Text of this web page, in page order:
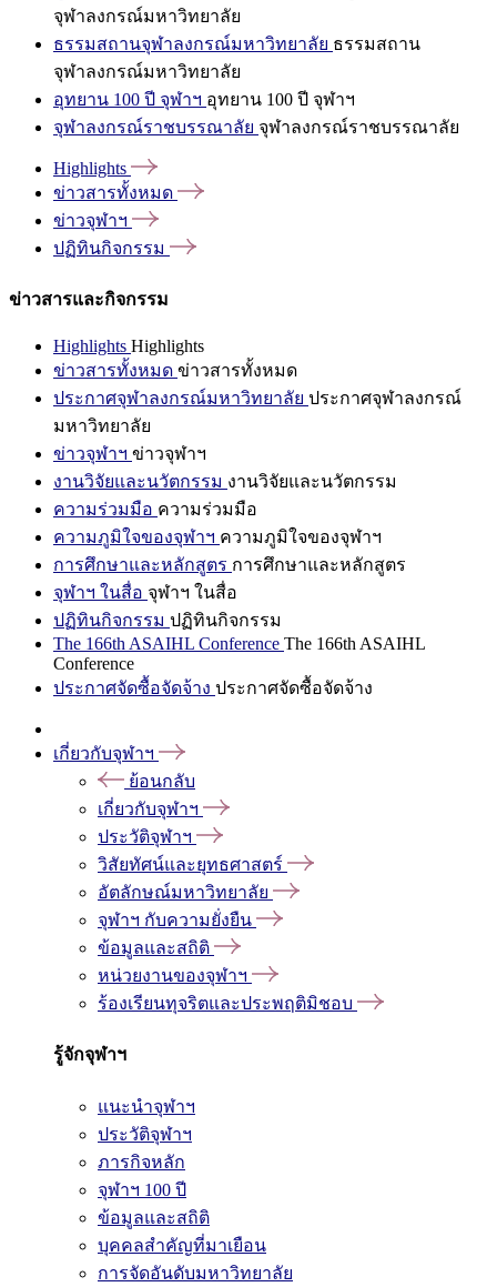
จุฬาลงกรณ์มหาวิทยาลัย
ธรรมสถานจุฬาลงกรณ์มหาวิทยาลัย ธรรมสถาน
จุฬาลงกรณ์มหาวิทยาลัย
อุทยาน 100 ปี จุฬาฯ อุทยาน 100 ปี จุฬาฯ
จุฬาลงกรณ์ราชบรรณาลัย จุฬาลงกรณ์ราชบรรณาลัย
Highlights
ข่าวสารทั้งหมด
ข่าวจุฬาฯ
ปฏิทินกิจกรรม
ข่าวสารและกิจกรรม
Highlights Highlights
ข่าวสารทั้งหมด ข่าวสารทั้งหมด
ประกาศจุฬาลงกรณ์มหาวิทยาลัย ประกาศจุฬาลงกรณ์
มหาวิทยาลัย
ข่าวจุฬาฯ ข่าวจุฬาฯ
งานวิจัยและนวัตกรรม งานวิจัยและนวัตกรรม
ความร่วมมือ ความร่วมมือ
ความภูมิใจของจุฬาฯ ความภูมิใจของจุฬาฯ
การศึกษาและหลักสูตร การศึกษาและหลักสูตร
จุฬาฯ ในสื่อ จุฬาฯ ในสื่อ
ปฏิทินกิจกรรม ปฏิทินกิจกรรม
The 166th ASAIHL Conference The 166th ASAIHL
Conference
ประกาศจัดซื้อจัดจ้าง ประกาศจัดซื้อจัดจ้าง
เกี่ยวกับจุฬาฯ
ย้อนกลับ
เกี่ยวกับจุฬาฯ
ประวัติจุฬาฯ
วิสัยทัศน์และยุทธศาสตร์
อัตลักษณ์มหาวิทยาลัย
จุฬาฯ กับความยั่งยืน
ข้อมูลและสถิติ
หน่วยงานของจุฬาฯ
ร้องเรียนทุจริตและประพฤติมิชอบ
รู้จักจุฬาฯ
แนะนำจุฬาฯ
ประวัติจุฬาฯ
ภารกิจหลัก
จุฬาฯ 100 ปี
ข้อมูลและสถิติ
บุคคลสำคัญที่มาเยือน
การจัดอันดับมหาวิทยาลัย